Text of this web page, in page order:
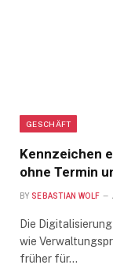
GESCHÄFT
Kennzeichen
ohne Termin
BY SEBASTIAN WOLF
Die
wie
früher für…